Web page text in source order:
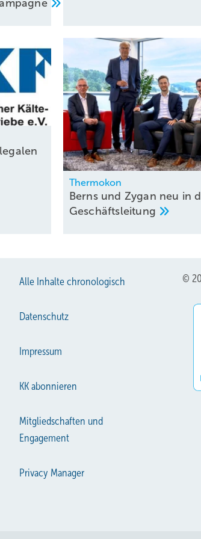
Thermokon
Berns und Zygan neu in
Geschäftsleitung
Alle Inhalte chronologisch
Datenschutz
Impressum
KK abonnieren
Mitgliedschaften und
Engagement
Privacy Manager
©